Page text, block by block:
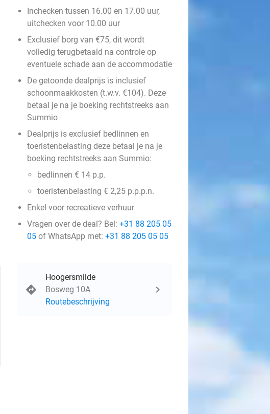
Inchecken tussen 16.00 en 17.00 uur,
uitchecken voor 10.00 uur
Exclusief borg van €75, dit wordt
volledig terugbetaald na controle op
eventuele schade aan de accommodatie
De getoonde dealprijs is inclusief
schoonmaakkosten (t.w.v. €104). Deze
betaal je na je boeking rechtstreeks aan
Summio
Dealprijs is exclusief bedlinnen en
toeristenbelasting deze betaal je na je
boeking rechtstreeks aan Summio:
bedlinnen € 14 p.p.
toeristenbelasting € 2,25 p.p.p.n.
Enkel voor recreatieve verhuur
Vragen over de deal? Bel: +31 88 205 05
05 of WhatsApp met: +31 88 205 05 05
Hoogersmilde
Bosweg 10A
Routebeschrijving